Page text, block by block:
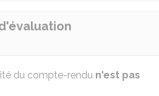
du compte-rendu n'est pas